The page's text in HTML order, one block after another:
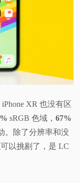
XR 也没有区
sRGB 色域，67%
。除了分辨率和没
以挑剔了，是 LC